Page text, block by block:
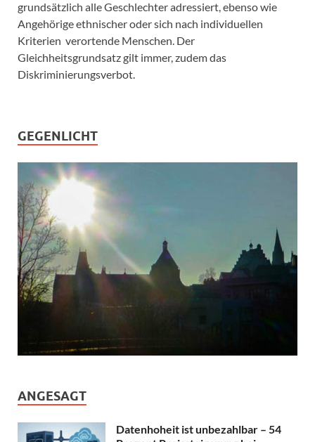
grundsätzlich alle Geschlechter adressiert, ebenso wie
Angehörige ethnischer oder sich nach individuellen
Kriterien verortende Menschen. Der
Gleichheitsgrundsatz gilt immer, zudem das
Diskriminierungsverbot.
GEGENLICHT
ANGESAGT
Datenhoheit ist unbezahlbar – 54